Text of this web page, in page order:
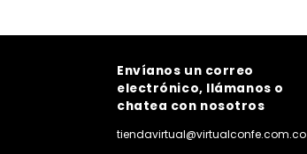
Envíanos un correo
electrónico, llámanos o
chatea con nosotros
tiendavirtual@virtualconfe.com.co